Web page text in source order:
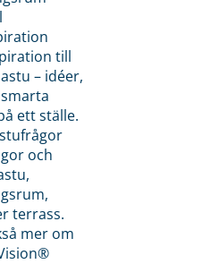
till
– idéer,
ett ställe.
och
terrass.
mer om